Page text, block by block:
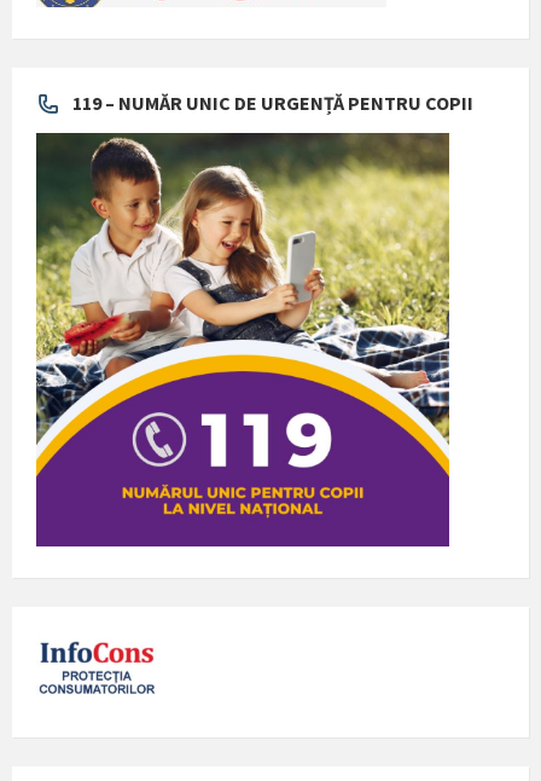
119 – NUMĂR UNIC DE URGENȚĂ PENTRU COPII